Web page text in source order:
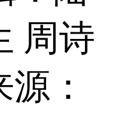
周诗
：